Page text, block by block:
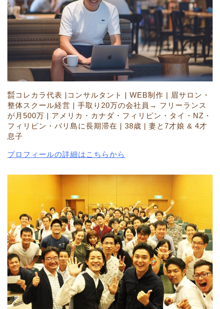
㍿コレカラ代表 |コンサルタント | WEB制作 | 眉サロン・
整体スクール経営 | 手取り20万の会社員→ フリーランス
が月500万 | アメリカ・カナダ・フィリピン・タイ・NZ・
フィリピン・バリ島に長期滞在 | 38歳 | 妻と7才娘 & 4才
息子
プロフィールの詳細はこちらから